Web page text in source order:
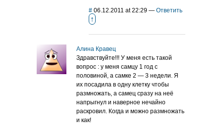
# 06.12.2011 at 22:29 — Ответить
↑
Алина Кравец
Здравствуйте!!! У меня есть такой
вопрос : у меня самцу 1 год с
половиной, а самке 2 — 3 недели. Я
их посадила в одну клетку чтобы
размножать, а самец сразу на неё
напрыгнул и наверное нечайно
раскровил. Когда и можно размножать
и как!